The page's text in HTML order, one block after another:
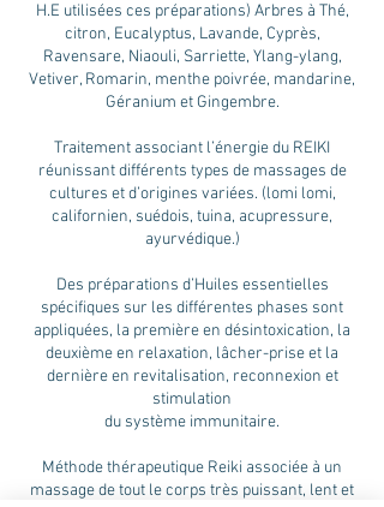
H.E utilisées ces préparations) Arbres à Thé,
citron, Eucalyptus, Lavande, Cyprès,
Ravensare, Niaouli, Sarriette, Ylang-ylang,
Vetiver, Romarin, menthe poivrée, mandarine,
Géranium et Gingembre.
Traitement associant l’énergie du REIKI
réunissant différents types de massages de
cultures et d’origines variées. (lomi lomi,
californien, suédois, tuina, acupressure,
ayurvédique.)
Des préparations d’Huiles essentielles
spécifiques sur les différentes phases sont
appliquées, la première en désintoxication, la
deuxième en relaxation, lâcher-prise et la
dernière en revitalisation, reconnexion et
stimulation
du système immunitaire.
Méthode thérapeutique Reiki associée à un
massage de tout le corps très puissant, lent et